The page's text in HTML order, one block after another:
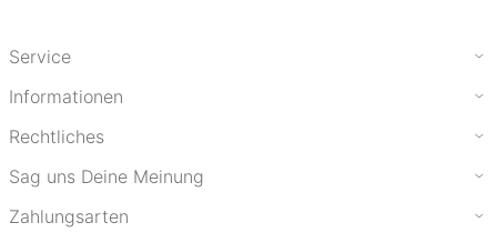
Service
Informationen
Rechtliches
Sag uns Deine Meinung
Zahlungsarten